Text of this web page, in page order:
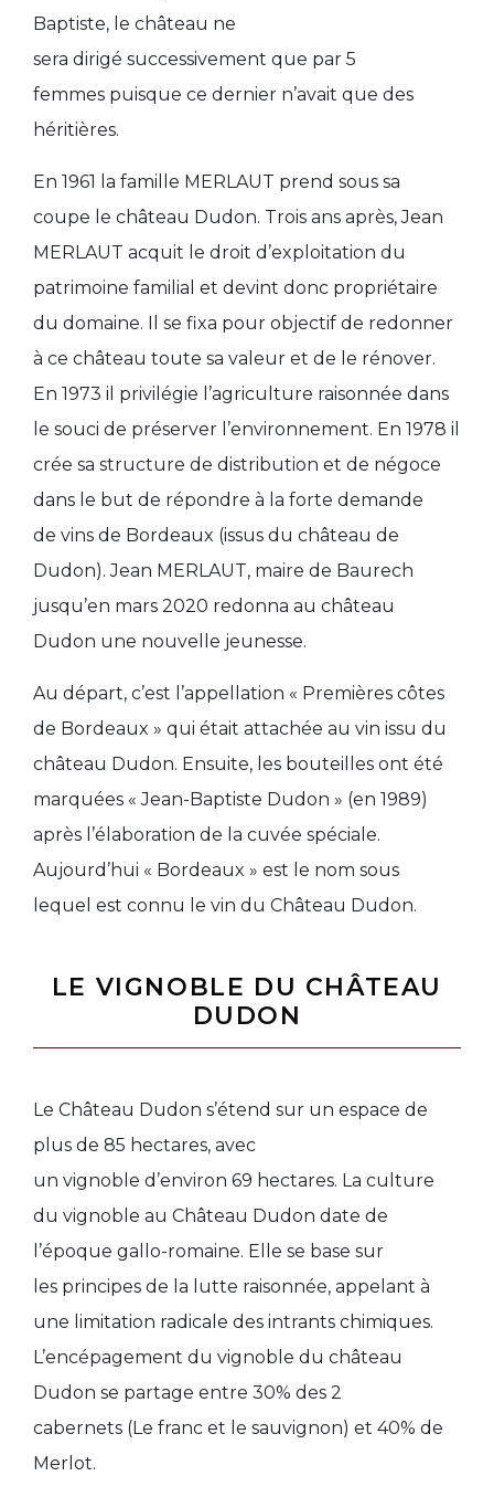
Baptiste, le château ne
sera dirigé successivement que par 5
femmes puisque ce dernier n’avait que des
héritières.
En 1961 la famille MERLAUT prend sous sa
coupe le château Dudon. Trois ans après,Jean
MERLAUT acquit le droit d’exploitation du
patrimoine familial et devint donc propriétaire
du domaine. Il se fixa pour objectif de redonner
à ce château toute sa valeur et de le rénover.
En 1973 il privilégie l’agriculture raisonnée dans
le souci de préserver l’environnement. En 1978 il
crée sa structure de distribution et de négoce
dans le but de répondre à la forte demande
de vins de Bordeaux (issus du château de
Dudon). Jean MERLAUT, maire de Baurech
jusqu’en mars 2020 redonna au château
Dudon une nouvelle jeunesse.
Au départ, c’est l’appellation « Premières côtes
de Bordeaux » qui était attachée au vin issu du
château Dudon. Ensuite, les bouteilles ont été
marquées « Jean-Baptiste Dudon » (en 1989)
après l’élaboration de la cuvée spéciale.
Aujourd’hui « Bordeaux » est le nom sous
lequel est connu le vin du Château Dudon.
LE VIGNOBLE DU CHÂTEAU
DUDON
Le Château Dudon s’étend sur un espace de
plus de 85 hectares, avec
un vignoble d’environ 69 hectares. La culture
du vignoble au Château Dudon date de
l’époque gallo-romaine. Elle se base sur
les principes de la lutte raisonnée, appelant à
une limitation radicale des intrants chimiques.
L’encépagement du vignoble du château
Dudon se partage entre 30% des 2
cabernets (Le franc et le sauvignon) et 40% de
Merlot.